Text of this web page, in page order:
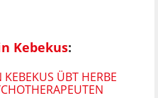
Kebekus:
ÜBT HERBE